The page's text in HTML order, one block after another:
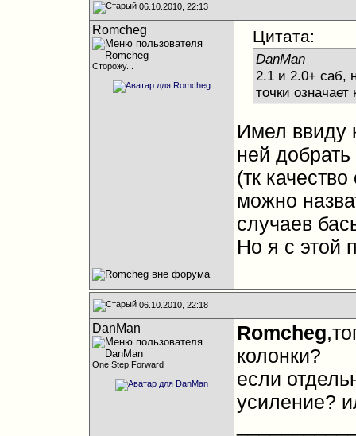
06.10.2010, 22:13
Romcheg
Сторожу...
Цитата:
DanMan
2.1 и 2.0+ саб,
точки означает
Имел ввиду
ней добрать
(тк
можно
случаев
Но я с этой
06.10.2010, 22:18
DanMan
One Step Forward
Romcheg
колонки?
если
усиление?